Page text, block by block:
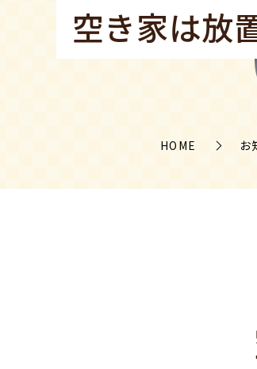
空き家は放
HOME お